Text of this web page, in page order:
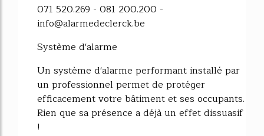
071 520.269 - 081 200.200 -
info@alarmedeclerck.be
Système d'alarme
Un système d'alarme performant installé par
un professionnel permet de protéger
efficacement votre bâtiment et ses occupants.
Rien que sa présence a déjà un effet dissuasif
!